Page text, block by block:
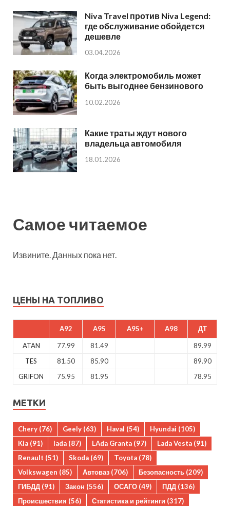
Niva Travel против Niva Legend:
где обслуживание обойдется
дешевле
03.04.2026
Когда электромобиль может
быть выгоднее бензинового
10.02.2026
Какие траты ждут нового
владельца автомобиля
18.01.2026
Самое читаемое
Извините. Данных пока нет.
ЦЕНЫ НА ТОПЛИВО
A92 A95 A95+ A98 ДТ
ATAN 77.99 81.49
89.99
TES
81.50 85.90
89.90
GRIFON
75.95 81.95 78.95
МЕТКИ
Chery (76) Geely (63) Haval (54) Hyundai (105)
Kia (91) lada (87) LAda Granta (97) Lada Vesta (91)
Renault (51) Skoda (69) Toyota (78)
Volkswagen (85) Автоваз (706) Безопасность (209)
ГИБДД (91) Закон (556) ОСАГО (49) ПДД (136)
Происшествия (56) Статистика и рейтинги (317)